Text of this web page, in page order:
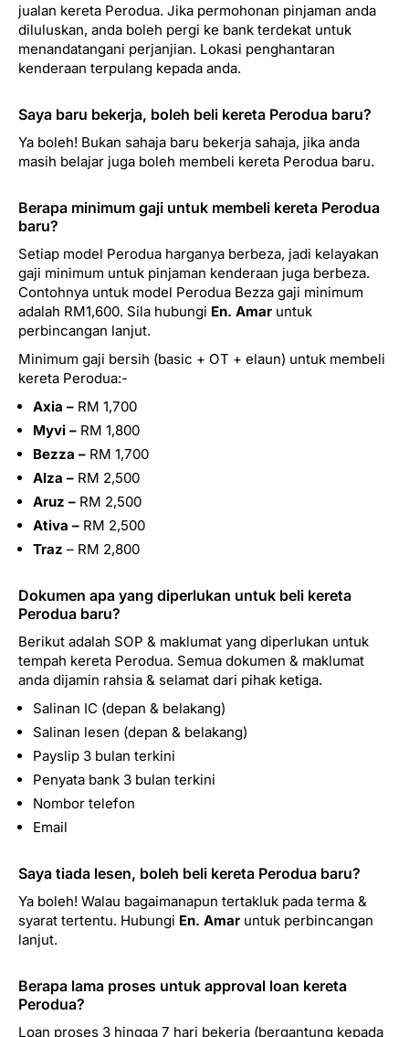
jualan kereta Perodua. Jika permohonan pinjaman anda
diluluskan, anda boleh pergi ke bank terdekat untuk
menandatangani perjanjian. Lokasi penghantaran
kenderaan terpulang kepada anda.
Saya baru bekerja, boleh beli kereta Perodua baru?
Ya boleh! Bukan sahaja baru bekerja sahaja, jika anda
masih belajar juga boleh membeli kereta Perodua baru.
Berapa minimum gaji untuk membeli kereta Perodua
baru?
Setiap model Perodua harganya berbeza, jadi kelayakan
gaji minimum untuk pinjaman kenderaan juga berbeza.
Contohnya untuk model Perodua Bezza gaji minimum
adalah RM1,600. Sila hubungi En. Amar untuk
perbincangan lanjut.
Minimum gaji bersih (basic + OT + elaun) untuk membeli
kereta Perodua:-
Axia – RM 1,700
Myvi – RM 1,800
Bezza – RM 1,700
Alza – RM 2,500
Aruz – RM 2,500
Ativa – RM 2,500
Traz – RM 2,800
Dokumen apa yang diperlukan untuk beli kereta
Perodua baru?
Berikut adalah SOP & maklumat yang diperlukan untuk
tempah kereta Perodua. Semua dokumen & maklumat
anda dijamin rahsia & selamat dari pihak ketiga.
Salinan IC (depan & belakang)
Salinan lesen (depan & belakang)
Payslip 3 bulan terkini
Penyata bank 3 bulan terkini
Nombor telefon
Email
Saya tiada lesen, boleh beli kereta Perodua baru?
Ya boleh! Walau bagaimanapun tertakluk pada terma &
syarat tertentu. Hubungi En. Amar untuk perbincangan
lanjut.
Berapa lama proses untuk approval loan kereta
Perodua?
Loan proses 3 hingga 7 hari bekerja (bergantung kepada